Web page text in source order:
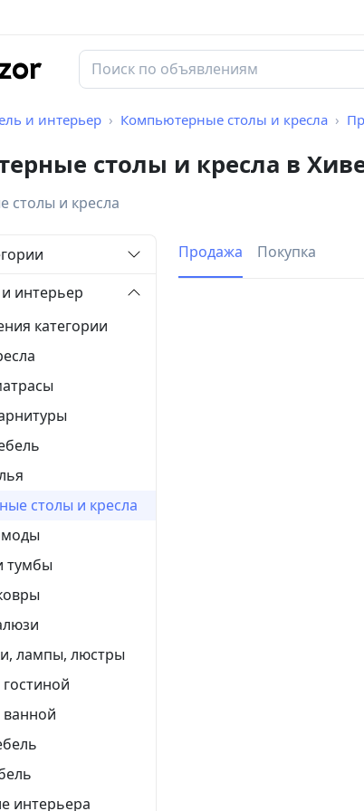
и интерьер Компьютерные столы и кресла
столы и кресла в
столы и кресла
Продажа Покупка
интерьер
категории
столы и кресла
тумбы
лампы, люстры
интерьера